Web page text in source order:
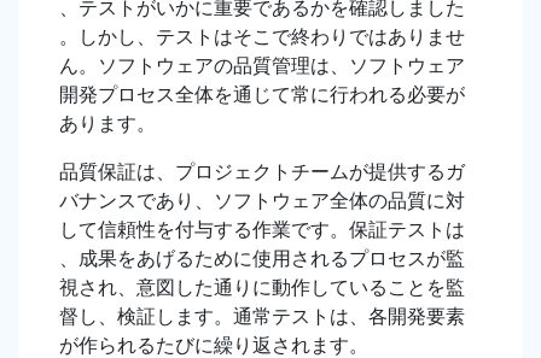
、テストがいかに重要であるかを確認しました
。しかし、テストはそこで終わりではありませ
ん。ソフトウェアの品質管理は、ソフトウェア
開発プロセス全体を通じて常に行われる必要が
あります。
品質保証は、プロジェクトチームが提供するガ
バナンスであり、ソフトウェア全体の品質に対
して信頼性を付与する作業です。保証テストは
、成果をあげるために使用されるプロセスが監
視され、意図した通りに動作していることを監
督し、検証します。通常テストは、各開発要素
が作られるたびに繰り返されます。